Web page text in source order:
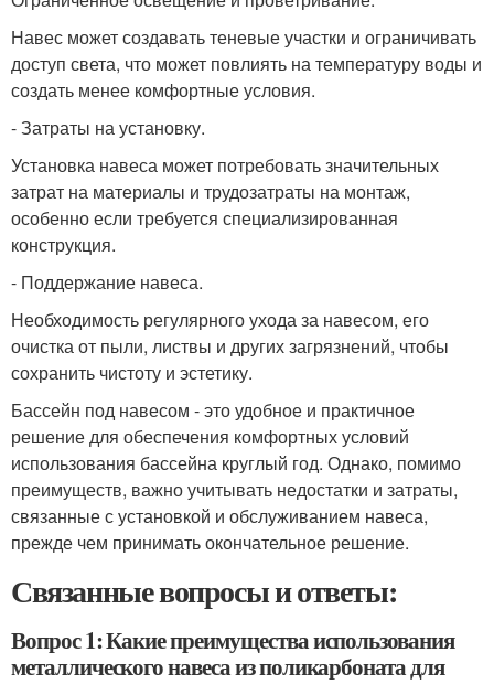
Навес может создавать теневые участки и ограничивать
доступ света, что может повлиять на температуру воды и
создать менее комфортные условия.
- Затраты на установку.
Установка навеса может потребовать значительных
затрат на материалы и трудозатраты на монтаж,
особенно если требуется специализированная
конструкция.
- Поддержание навеса.
Необходимость регулярного ухода за навесом, его
очистка от пыли, листвы и других загрязнений, чтобы
сохранить чистоту и эстетику.
Бассейн под навесом - это удобное и практичное
решение для обеспечения комфортных условий
использования бассейна круглый год. Однако, помимо
преимуществ, важно учитывать недостатки и затраты,
связанные с установкой и обслуживанием навеса,
прежде чем принимать окончательное решение.
Связанные вопросы и ответы:
Вопрос 1: Какие преимущества использования
металлического навеса из поликарбоната для